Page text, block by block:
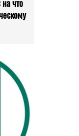
что